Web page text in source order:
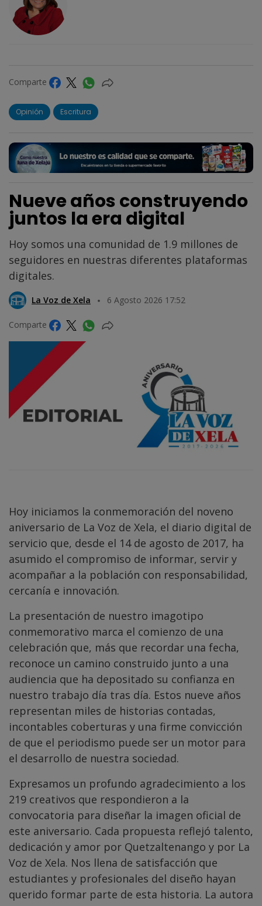
Comparte
Opinión Escritura
Nueve años construyendo
juntos la era digital
Hoy somos una comunidad de 1.9 millones de
seguidores en nuestras diferentes plataformas
digitales.
La Voz de Xela 6 Agosto 2026 17:52
Comparte
Hoy iniciamos la conmemoración del noveno
aniversario de La Voz de Xela, el diario digital de
servicio que, desde el 14 de agosto de 2017, ha
asumido el compromiso de informar, servir y
acompañar a la población con responsabilidad,
cercanía e innovación.
La presentación de nuestro imagotipo
conmemorativo marca el comienzo de una
celebración que, más que recordar una fecha,
reconoce un camino construido junto a una
audiencia que ha depositado su confianza en
nuestro trabajo día tras día. Estos nueve años
representan miles de historias contadas,
incontables coberturas y una firme convicción
de que el periodismo puede ser un motor para
el desarrollo de nuestra sociedad.
Expresamos un profundo agradecimiento a los
219 creativos que respondieron a la
convocatoria para diseñar la imagen oficial de
este aniversario. Cada propuesta reflejó talento,
dedicación y amor por Quetzaltenango y por La
Voz de Xela. Nos llena de satisfacción que
estudiantes y profesionales del diseño hayan
querido formar parte de esta historia. La autora